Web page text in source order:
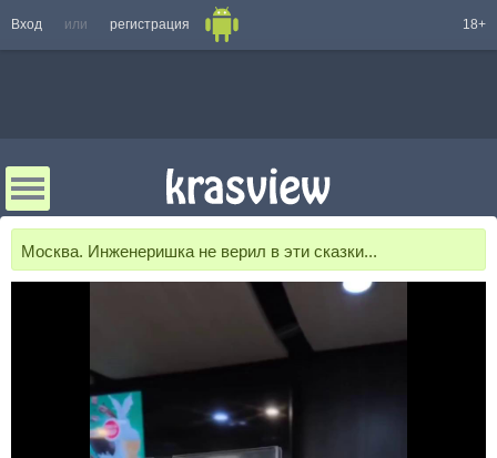
Вход или регистрация 18+
Москва. Инженеришка не верил в эти сказки...